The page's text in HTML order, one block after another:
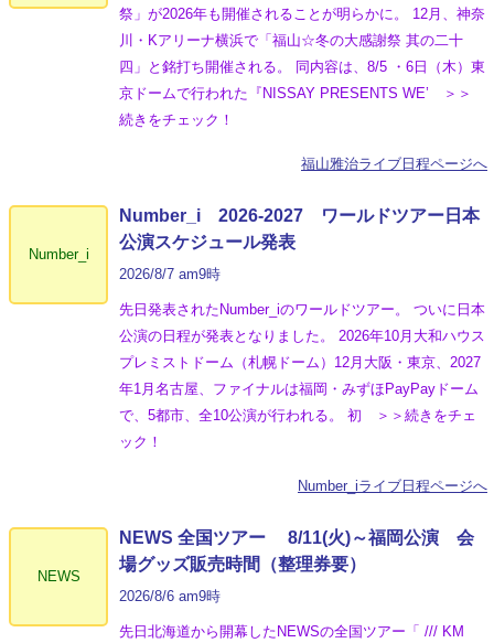
祭」が2026年も開催されることが明らかに。 12月、神奈
川・Kアリーナ横浜で「福山☆冬の大感謝祭 其の二十
四」と銘打ち開催される。 同内容は、8/5 ・6日（木）東
京ドームで行われた『NISSAY PRESENTS WE’ ＞＞
続きをチェック！
福山雅治ライブ日程ページへ
Number_i
Number_i 2026‐2027 ワールドツアー日本
公演スケジュール発表
2026/8/7 am9時
先日発表されたNumber_iのワールドツアー。 ついに日本
公演の日程が発表となりました。 2026年10月大和ハウス
プレミストドーム（札幌ドーム）12月大阪・東京、2027
年1月名古屋、ファイナルは福岡・みずほPayPayドーム
で、5都市、全10公演が行われる。 初 ＞＞続きをチェ
ック！
Number_iライブ日程ページへ
NEWS
NEWS 全国ツアー 8/11(火)～福岡公演 会
場グッズ販売時間（整理券要）
2026/8/6 am9時
先日北海道から開幕したNEWSの全国ツアー「 /// KM